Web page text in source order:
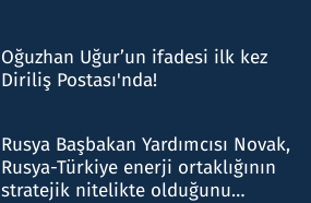
Oğuzhan Uğur’un ifadesi ilk kez
Diriliş Postası'nda!
Rusya Başbakan Yardımcısı Novak,
Rusya-Türkiye enerji ortaklığının
stratejik nitelikte olduğunu